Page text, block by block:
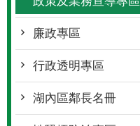
廉政專區
行政透明專區
湖內區鄰長名冊